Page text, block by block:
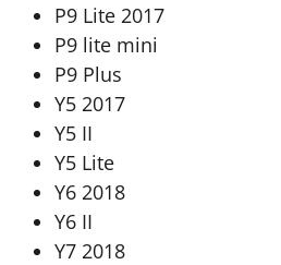
P9 Lite 2017
P9 lite mini
P9 Plus
Y5 2017
Y5 II
Y5 Lite
Y6 2018
Y6 II
Y7 2018